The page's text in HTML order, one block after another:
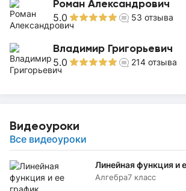
Роман Александрович
5.0 53 отзыва
Владимир Григорьевич
5.0 214 отзыва
Видеоуроки
Все видеоуроки
Линейная функция и
Алгебра7 класс